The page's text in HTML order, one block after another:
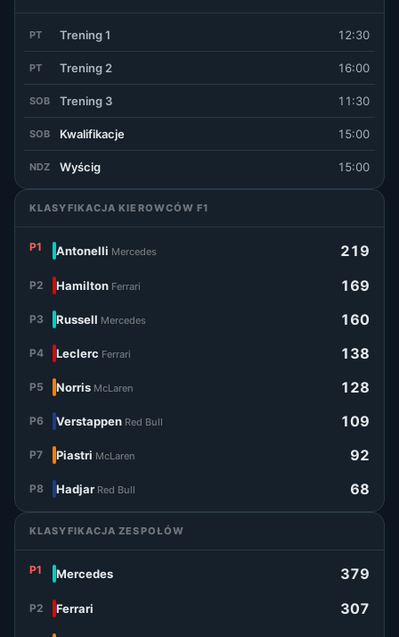
PT Trening 1 12:30
PT Trening 2 16:00
SOB Trening 3 11:30
SOB Kwalifikacje 15:00
NDZ Wyścig 15:00
KLASYFIKACJA KIEROWCÓW F1
P1 Antonelli Mercedes 219
P2 Hamilton Ferrari 169
P3 Russell Mercedes 160
P4 Leclerc Ferrari 138
P5 Norris McLaren 128
P6 Verstappen Red Bull 109
P7 Piastri McLaren 92
P8 Hadjar Red Bull 68
KLASYFIKACJA ZESPOŁÓW
P1 Mercedes 379
P2 Ferrari 307